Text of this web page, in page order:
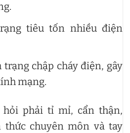
tiêu tốn nhiều điện
chập cháy điện, gây
mạng.
phải tỉ mỉ, cẩn thận,
thức chuyên môn và tay